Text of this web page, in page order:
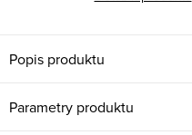
Popis produktu
Parametry produktu